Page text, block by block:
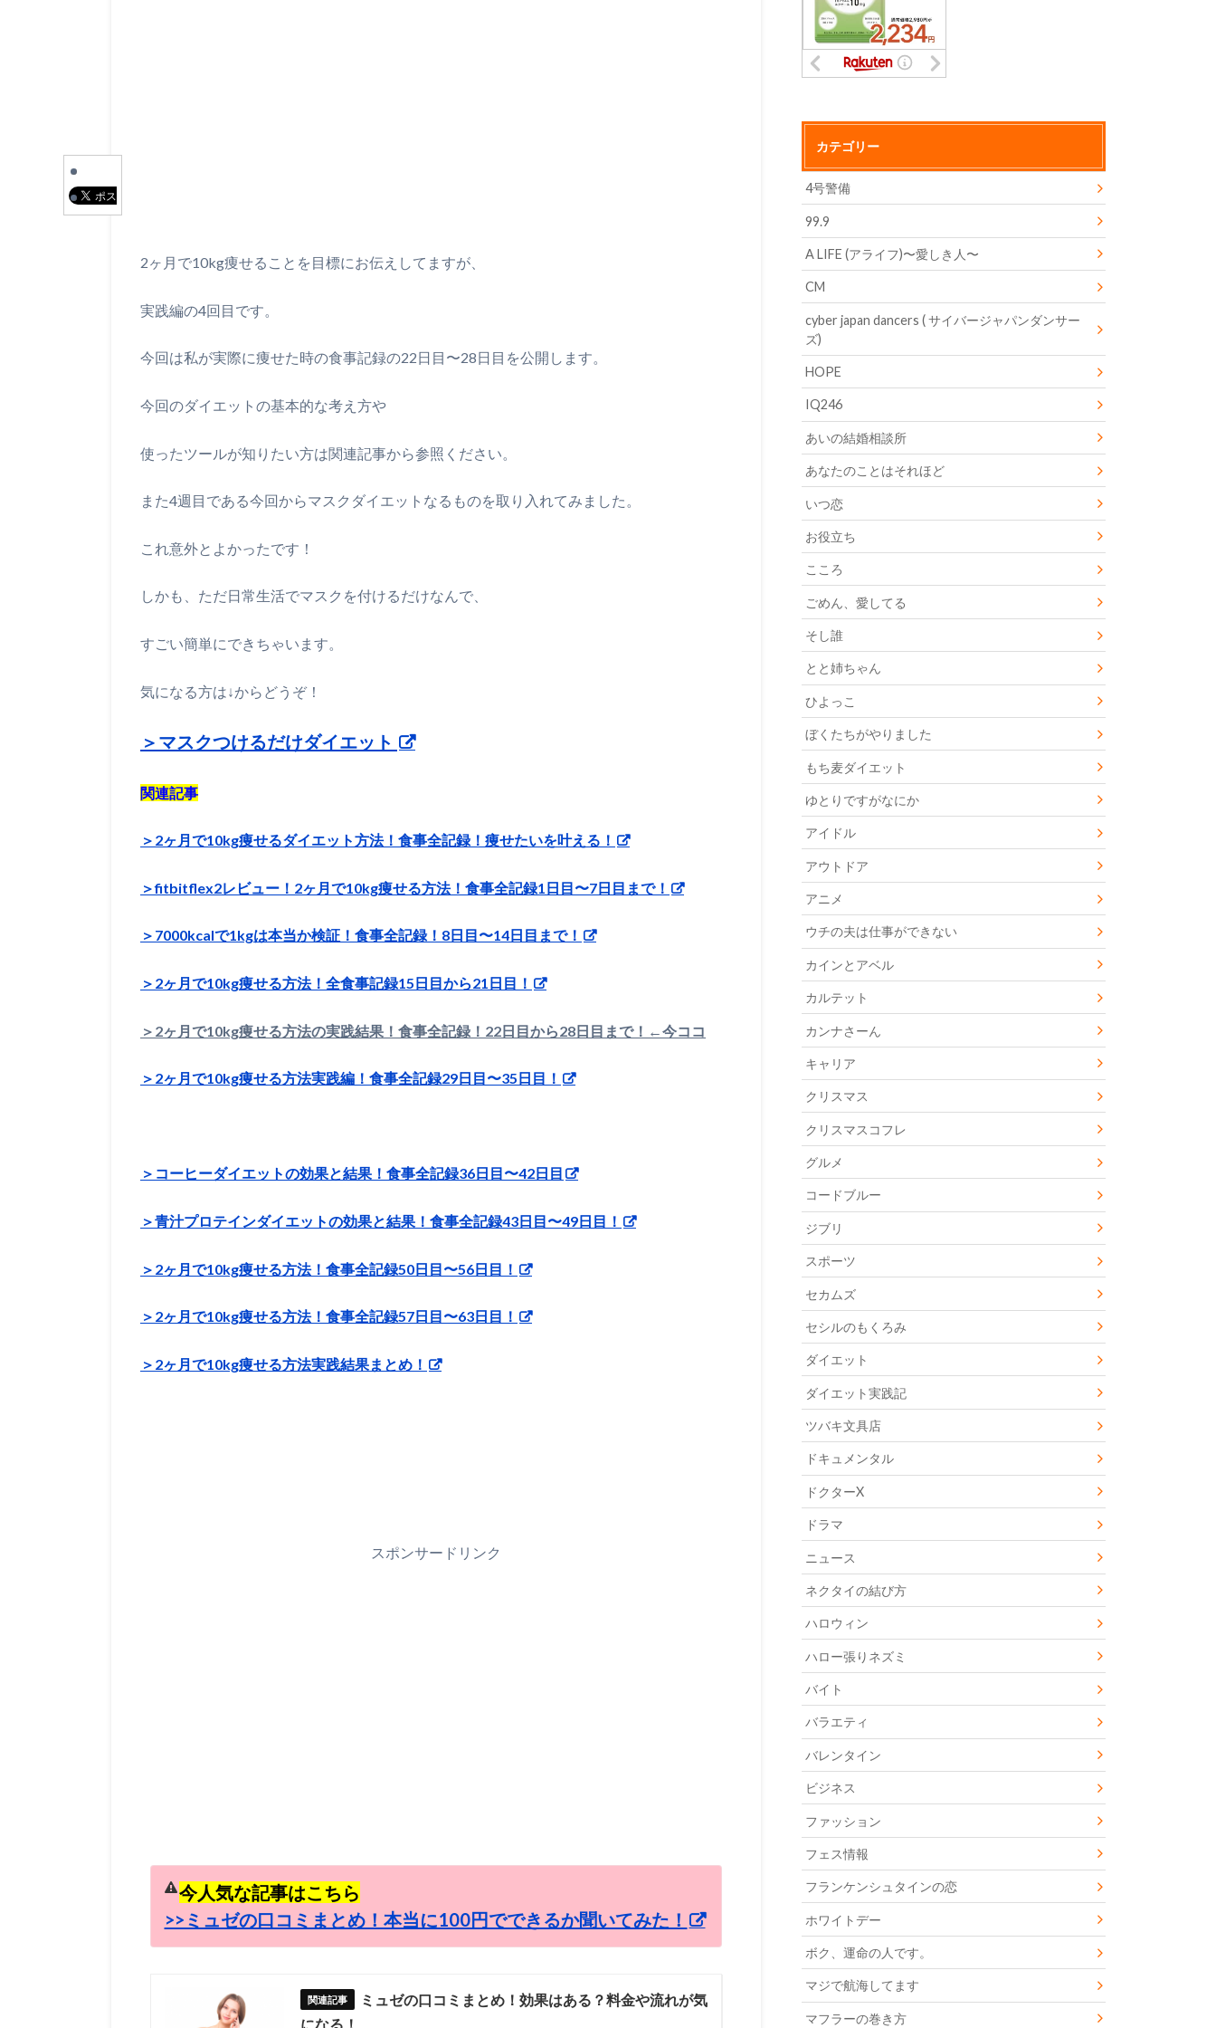
2ヶ月で10kg痩せることを目標にお伝えしてますが、
実践編の4回目です。
今回は私が実際に痩せた時の食事記録の22日目〜28日目を公開します。
今回のダイエットの基本的な考え方や
使ったツールが知りたい方は関連記事から参照ください。
また4週目である今回からマスクダイエットなるものを取り入れてみました。
これ意外とよかったです！
しかも、ただ日常生活でマスクを付けるだけなんで、
すごい簡単にできちゃいます。
気になる方は↓からどうぞ！
＞マスクつけるだけダイエット
関連記事
＞2ヶ月で10kg痩せるダイエット方法！食事全記録！痩せたいを叶える！
＞fitbitflex2レビュー！2ヶ月で10kg痩せる方法！食事全記録1日目〜7日目まで！
＞7000kcalで1kgは本当か検証！食事全記録！8日目〜14日目まで！
＞2ヶ月で10kg痩せる方法！全食事記録15日目から21日目！
＞2ヶ月で10kg痩せる方法の実践結果！食事全記録！22日目から28日目まで！←今ココ
＞2ヶ月で10kg痩せる方法実践編！食事全記録29日目〜35日目！
＞コーヒーダイエットの効果と結果！食事全記録36日目〜42日目
＞青汁プロテインダイエットの効果と結果！食事全記録43日目〜49日目！
＞2ヶ月で10kg痩せる方法！食事全記録50日目〜56日目！
＞2ヶ月で10kg痩せる方法！食事全記録57日目〜63日目！
＞2ヶ月で10kg痩せる方法実践結果まとめ！
スポンサードリンク
今人気な記事はこちら
>>ミュゼの口コミまとめ！本当に100円でできるか聞いてみた！
ミュゼの口コミまとめ！効果はある？料金や流れが気
になる！
カテゴリー
4号警備
99.9
A LIFE (アライフ)〜愛しき人〜
CM
cyber japan dancers ( サイバージャパンダンサー
ズ)
HOPE
IQ246
あいの結婚相談所
あなたのことはそれほど
いつ恋
お役立ち
こころ
ごめん、愛してる
そし誰
とと姉ちゃん
ひよっこ
ぼくたちがやりました
もち麦ダイエット
ゆとりですがなにか
アイドル
アウトドア
アニメ
ウチの夫は仕事ができない
カインとアベル
カルテット
カンナさーん
キャリア
クリスマス
クリスマスコフレ
グルメ
コードブルー
ジブリ
スポーツ
セカムズ
セシルのもくろみ
ダイエット
ダイエット実践記
ツバキ文具店
ドキュメンタル
ドクターX
ドラマ
ニュース
ネクタイの結び方
ハロウィン
ハロー張りネズミ
バイト
バラエティ
バレンタイン
ビジネス
ファッション
フェス情報
フランケンシュタインの恋
ホワイトデー
ボク、運命の人です。
マジで航海してます
マフラーの巻き方